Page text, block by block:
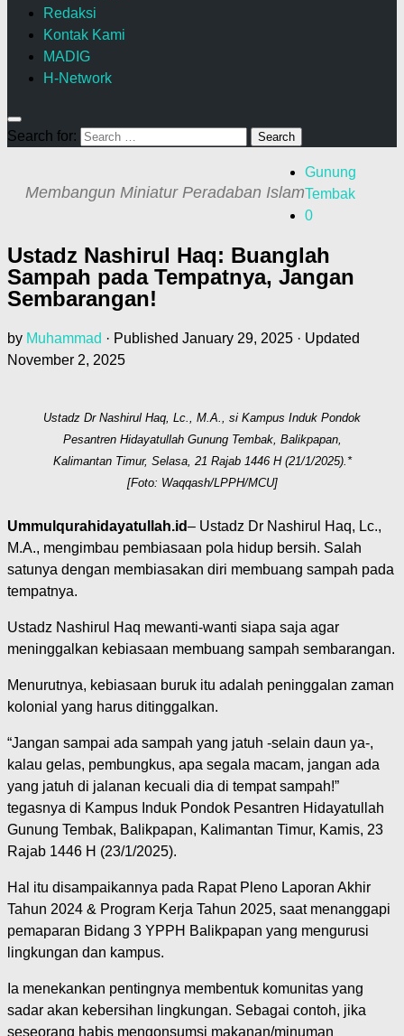
Redaksi
Kontak Kami
MADIG
H-Network
Search for:
Membangun Miniatur Peradaban Islam
Gunung
Tembak
0
Ustadz Nashirul Haq: Buanglah
Sampah pada Tempatnya, Jangan
Sembarangan!
by Muhammad · Published January 29, 2025 · Updated
November 2, 2025
Ustadz Dr Nashirul Haq, Lc., M.A., si Kampus Induk Pondok
Pesantren Hidayatullah Gunung Tembak, Balikpapan,
Kalimantan Timur, Selasa, 21 Rajab 1446 H (21/1/2025).*
[Foto: Waqqash/LPPH/MCU]
Ummulqurahidayatullah.id– Ustadz Dr Nashirul Haq, Lc.,
M.A., mengimbau pembiasaan pola hidup bersih. Salah
satunya dengan membiasakan diri membuang sampah pada
tempatnya.
Ustadz Nashirul Haq mewanti-wanti siapa saja agar
meninggalkan kebiasaan membuang sampah sembarangan.
Menurutnya, kebiasaan buruk itu adalah peninggalan zaman
kolonial yang harus ditinggalkan.
“Jangan sampai ada sampah yang jatuh -selain daun ya-,
kalau gelas, pembungkus, apa segala macam, jangan ada
yang jatuh di jalanan kecuali dia di tempat sampah!”
tegasnya di Kampus Induk Pondok Pesantren Hidayatullah
Gunung Tembak, Balikpapan, Kalimantan Timur, Kamis, 23
Rajab 1446 H (23/1/2025).
Hal itu disampaikannya pada Rapat Pleno Laporan Akhir
Tahun 2024 & Program Kerja Tahun 2025, saat menanggapi
pemaparan Bidang 3 YPPH Balikpapan yang mengurusi
lingkungan dan kampus.
Ia menekankan pentingnya membentuk komunitas yang
sadar akan kebersihan lingkungan. Sebagai contoh, jika
seseorang habis mengonsumsi makanan/minuman